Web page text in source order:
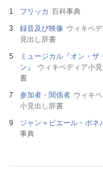
フリッカ 百科事典
録音及び映像 ウィキペ
見出し辞書
ミュージカル『オン・ザ
ン』
ウィキペディア小
書
参加者・関係者 ウィキ
小見出し辞書
ジャン＝ピエール・ポネ
事典